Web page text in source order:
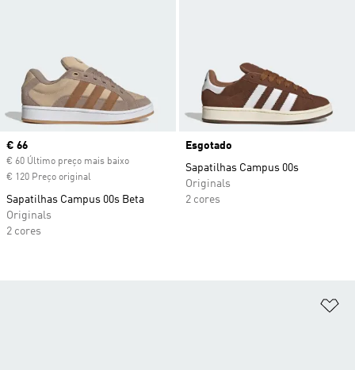
Current price
€ 66
€ 60 Último preço mais baixo
€ 120 Preço original
Sapatilhas Campus 00s Beta
Originals
2 cores
Esgotado
Sapatilhas Campus 00s
Originals
2 cores